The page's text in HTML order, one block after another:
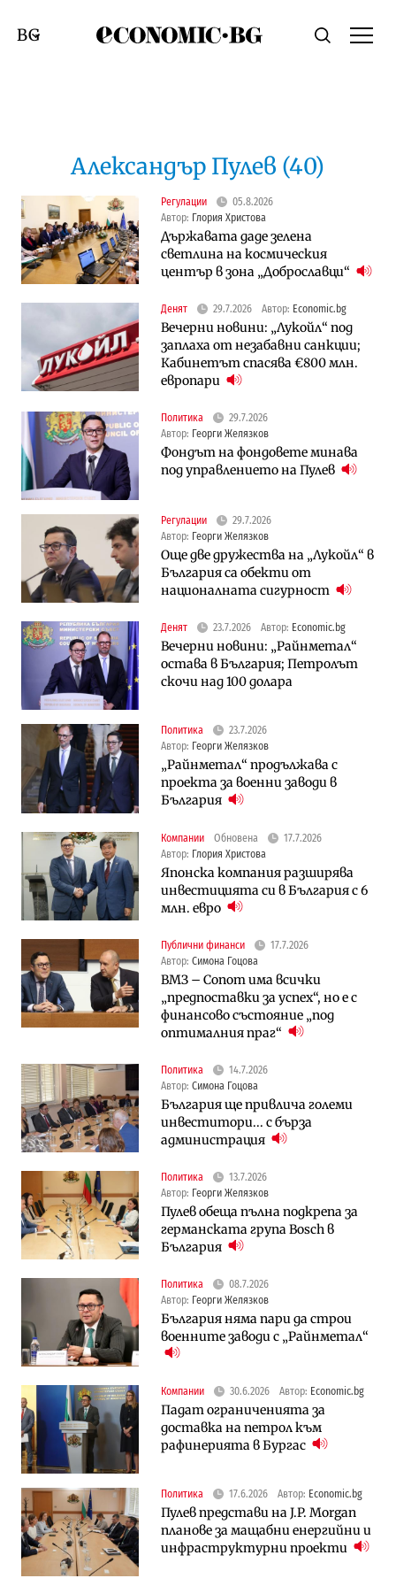
Economic.bgТърсене
Смяна на език
Александър Пулев (40)
Регулации
05.8.2026
Автор: Глория Христова
Държавата даде зелена
светлина на космическия
център в зона „Доброславци“
Денят 29.7.2026 Автор: Economic.bg
Вечерни новини: „Лукойл“ под
заплаха от незабавни санкции;
Кабинетът спасява €800 млн.
европари
Политика
29.7.2026
Автор: Георги Желязков
Фондът на фондовете минава
под управлението на Пулев
Регулации
29.7.2026
Автор: Георги Желязков
Още две дружества на „Лукойл“ в
България са обекти от
националната сигурност
Денят 23.7.2026 Автор: Economic.bg
Вечерни новини: „Райнметал“
остава в България; Петролът
скочи над 100 долара
Политика
23.7.2026
Автор: Георги Желязков
„Райнметал“ продължава с
проекта за военни заводи в
България
Компании Обновена
17.7.2026
Автор: Глория Христова
Японска компания разширява
инвестицията си в България с 6
млн. евро
Публични финанси
17.7.2026
Автор: Симона Гоцова
ВМЗ – Сопот има всички
„предпоставки за успех“, но е с
финансово състояние „под
оптималния праг“
Политика
14.7.2026
Автор: Симона Гоцова
България ще привлича големи
инвеститори... с бърза
администрация
Политика
13.7.2026
Автор: Георги Желязков
Пулев обеща пълна подкрепа за
германската група Bosch в
България
Политика
08.7.2026
Автор: Георги Желязков
България няма пари да строи
военните заводи с „Райнметал“
Компании 30.6.2026 Автор: Economic.bg
Падат ограниченията за
доставка на петрол към
рафинерията в Бургас
Политика 17.6.2026 Автор: Economic.bg
Пулев представи на J.P. Morgan
планове за мащабни енергийни и
инфраструктурни проекти